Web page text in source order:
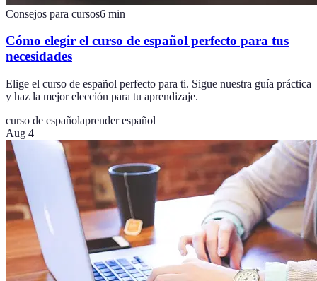
Consejos para cursos6 min
Cómo elegir el curso de español perfecto para tus
necesidades
Elige el curso de español perfecto para ti. Sigue nuestra guía práctica
y haz la mejor elección para tu aprendizaje.
curso de españolaprender español
Aug 4